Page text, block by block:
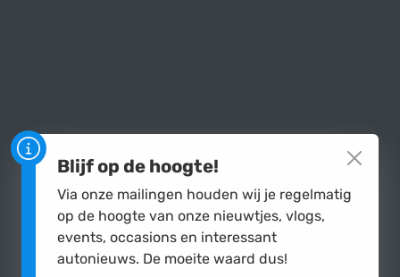
Blijf op de hoogte!
Via onze mailingen houden wij je regelmatig
op de hoogte van onze nieuwtjes, vlogs,
events, occasions en interessant
autonieuws. De moeite waard dus!